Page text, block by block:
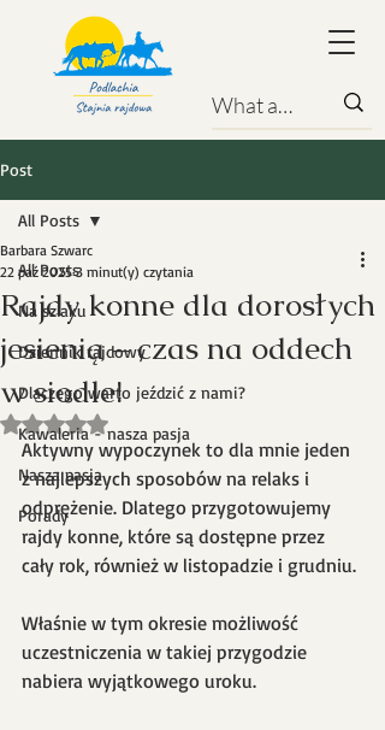
Post
All Posts
Na szlaku
Dziennik rajdowy
Dlaczego warto jeździć z nami?
Kawaleria - nasza pasja
Nasza pasja
Porady
All Posts
Rajdy konne dla dorosłych
jesienią – czas na oddech
w siodle!
Barbara Szwarc
22 paź 2025 3 minut(y) czytania
Oceniono na NaN z 5 gwiazdek.
Aktywny wypoczynek to dla mnie jeden
z najlepszych sposobów na relaks i
odprężenie. Dlatego przygotowujemy
rajdy konne, które są dostępne przez
cały rok, również w listopadzie i grudniu.
Właśnie w tym okresie możliwość
uczestniczenia w takiej przygodzie
nabiera wyjątkowego uroku.